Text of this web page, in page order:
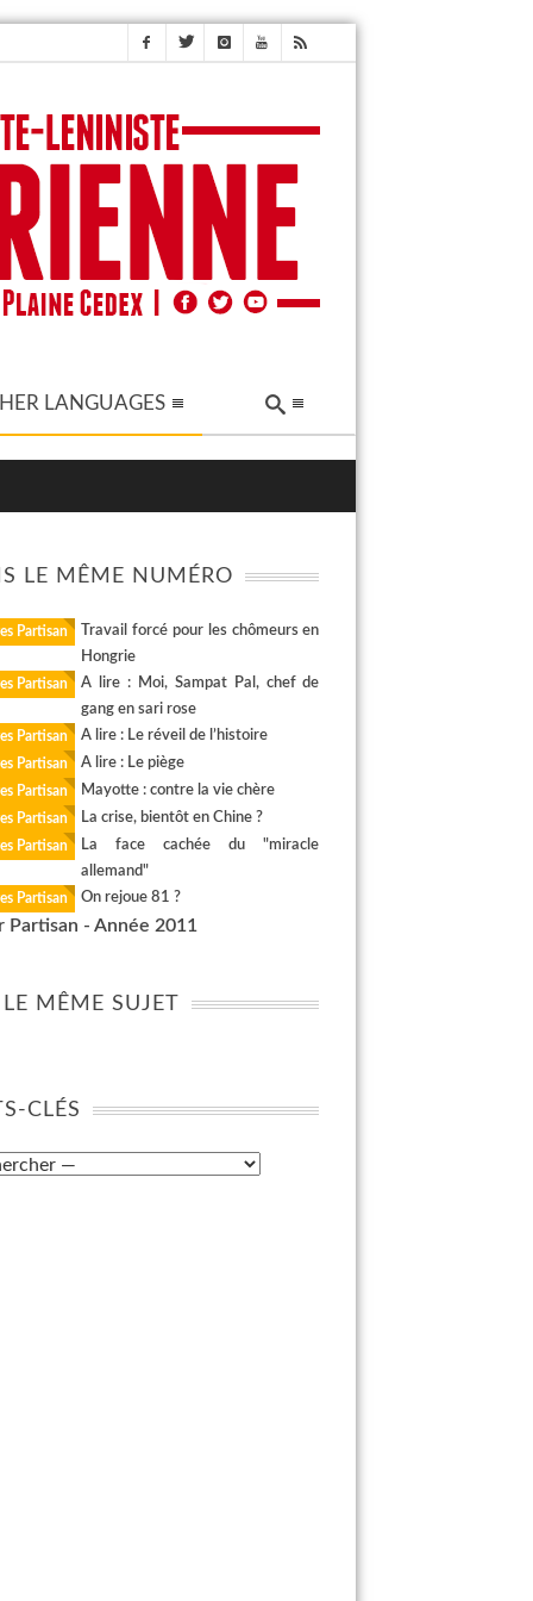
LANGUAGES
LE MÊME NUMÉRO
Partisan
Travail forcé pour les chômeurs en
Hongrie
Partisan
A lire : Moi, Sampat Pal, chef de
gang en sari rose
Partisan A lire : Le réveil de l’histoire
Partisan A lire : Le piège
Partisan Mayotte : contre la vie chère
Partisan La crise, bientôt en Chine ?
Partisan
La face cachée du "miracle
allemand"
Partisan On rejoue 81 ?
Partisan - Année 2011
LE MÊME SUJET
CLÉS